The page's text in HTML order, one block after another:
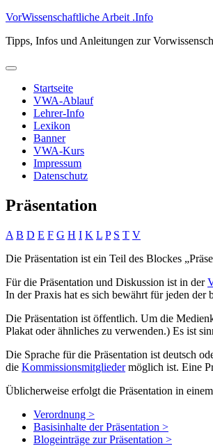
Zum
springen
VorWissenschaftliche Arbeit .Info
Tipps, Infos und Anleitungen zur
Primäres
Startseite
VWA-Ablauf
Lehrer-Info
Lexikon
Banner
VWA-Kurs
Impressum
Datenschutz
Präsentation
A B D E F G H I K L P S T V
Die Präsentation ist ein Teil des Blockes
Für die Präsentation und Diskussion ist in der
In der Praxis hat es sich bewährt für jeden
Die Präsentation ist öffentlich. Um die
Plakat oder ähnliches zu verwenden.) Es ist
Die Sprache für die Präsentation ist deutsch
die Kommissionsmitgliedermöglich ist. Eine
Üblicherweise erfolgt die Präsentation in
Verordnung >
Basisinhalte der Präsentation >
Blogeinträge zur Präsentation >